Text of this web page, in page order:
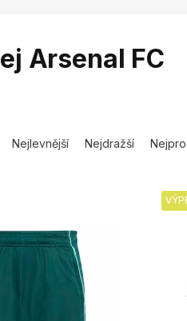
Arsenal FC
Nejlevnější Nejdražší